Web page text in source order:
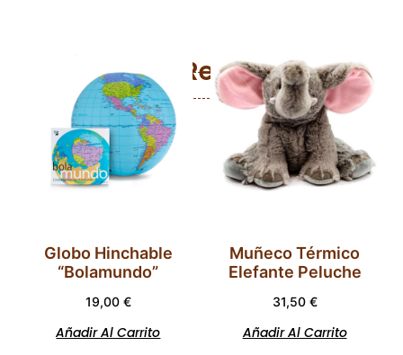
Productos Relacionados
Globo Hinchable
“Bolamundo”
19,00 €
Añadir Al Carrito
Muñeco Térmico
Elefante Peluche
31,50 €
Añadir Al Carrito